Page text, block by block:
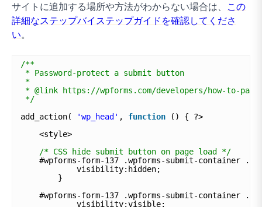
サイトに追加する場所や方法がわからない場合は、 この
詳細なステップバイステップガイドを確認してくださ
い。
/**
* Password-protect a submit button
*
* @link https://wpforms.com/developers/how-to-
*/
add_action(
'wp_head' , function
() { ?>
<style>
/* CSS hide submit button on page load */
#wpforms-form-137 .wpforms-submit-container
visibility:hidden;
}
#wpforms-form-137 .wpforms-submit-container
visibility:visible;